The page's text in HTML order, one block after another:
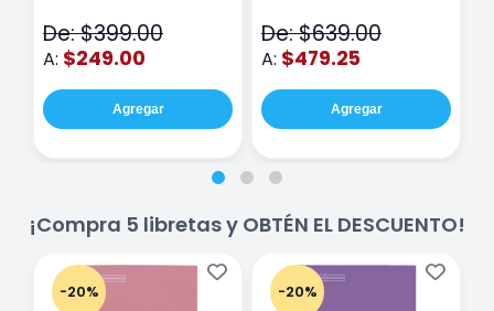
De: $399.00
A: $249.00
Agregar
De: $639.00
A: $479.25
Agregar
¡Compra 5 libretas y OBTÉN EL DESCUENTO!
-20% -20%